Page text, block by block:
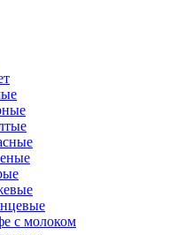
с молоком